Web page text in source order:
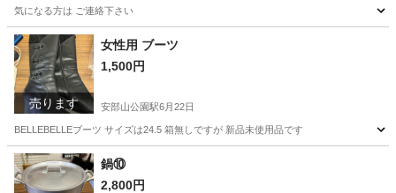
気になる方は ご連絡下さい
福岡 北九州市 安部山公園駅
売ります
女性用 ブーツ
1,500円
安部山公園駅6月22日
BELLEBELLEブーツ サイズは24.5 箱無しですが 新品未使用品です
福岡 北九州市 安部山公園駅
鍋⑩
2,800円